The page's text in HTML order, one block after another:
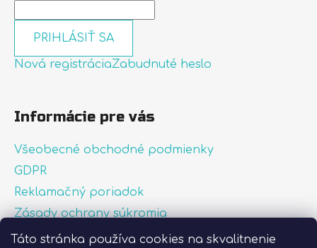
Táto stránka používa cookies na skvalitnenie
PRIHLÁSIŤ SA
Nová registráciaZabudnuté heslo
Informácie pre vás
Všeobecné obchodné podmienky
GDPR
Reklamačný poriadok
Zásady ochrany súkromia
Zásady používania súborov cookies